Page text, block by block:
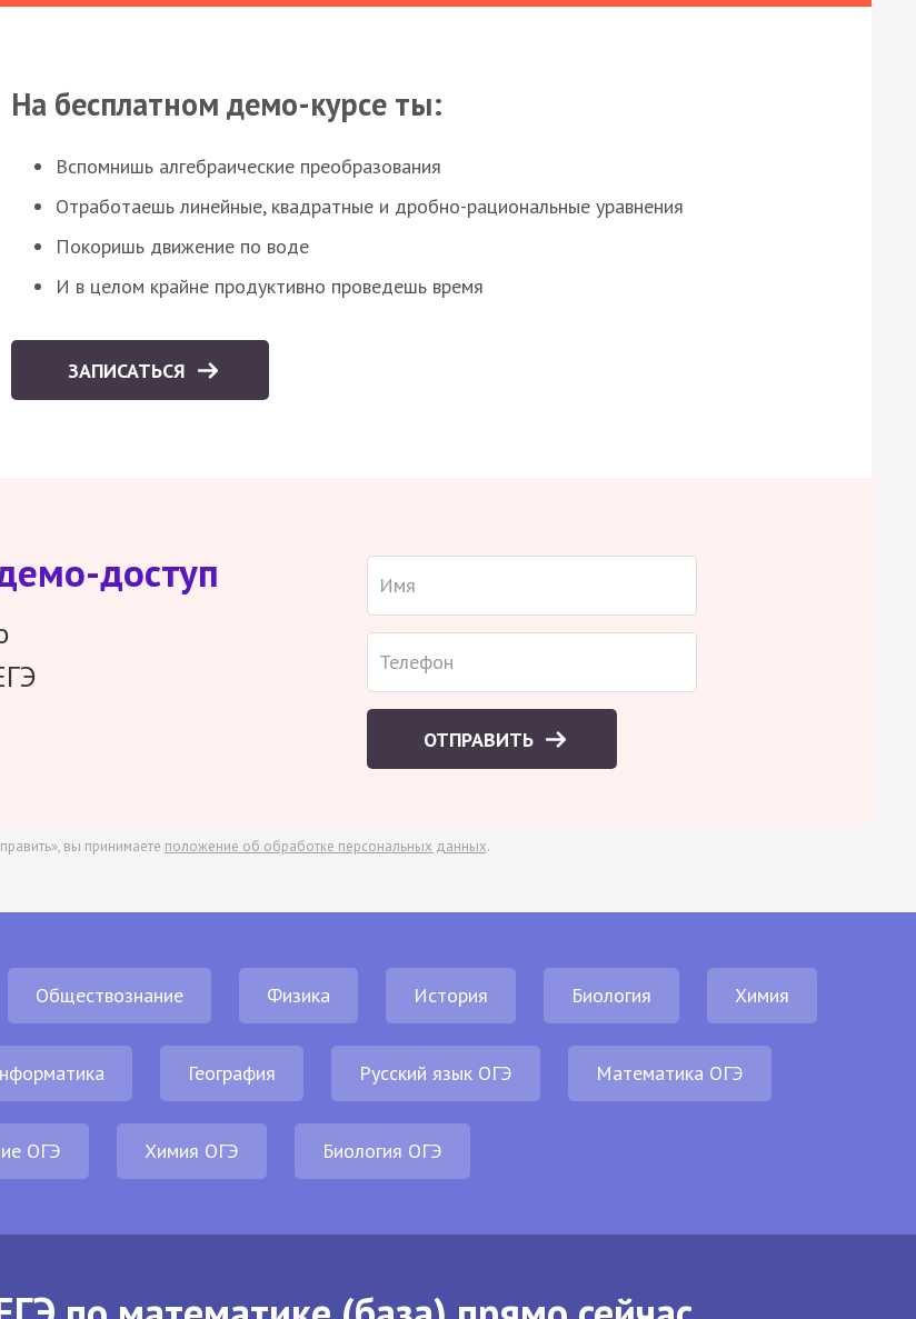
На бесплатном демо-курсе ты:
Вспомнишь алгебраические преобразования
Отработаешь линейные, квадратные и дробно-рациональные уравнения
Покоришь движение по воде
И в целом крайне продуктивно проведешь время
ЗАПИСАТЬСЯ
доступ
ОТПРАВИТЬ
вы принимаете положение об обработке персональных данных.
Обществознание Физика История Биология Химия
География Русский язык ОГЭ Математика ОГЭ
ОГЭ Химия ОГЭ Биология ОГЭ